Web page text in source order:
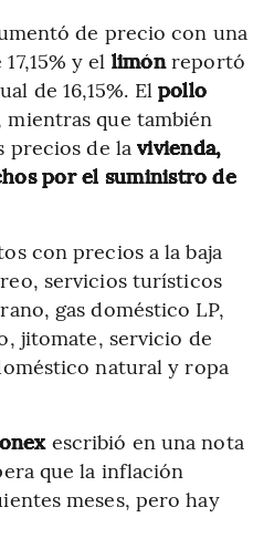
de precio con una
y el limónreportó
de 16,15%. El pollo
mientras que también
precios de lavivienda,
por el suministro de
con precios a la baja
servicios turísticos
gas doméstico LP,
jitomate, servicio de
natural y ropa
escribió en una nota
que la inflación
meses, pero hay